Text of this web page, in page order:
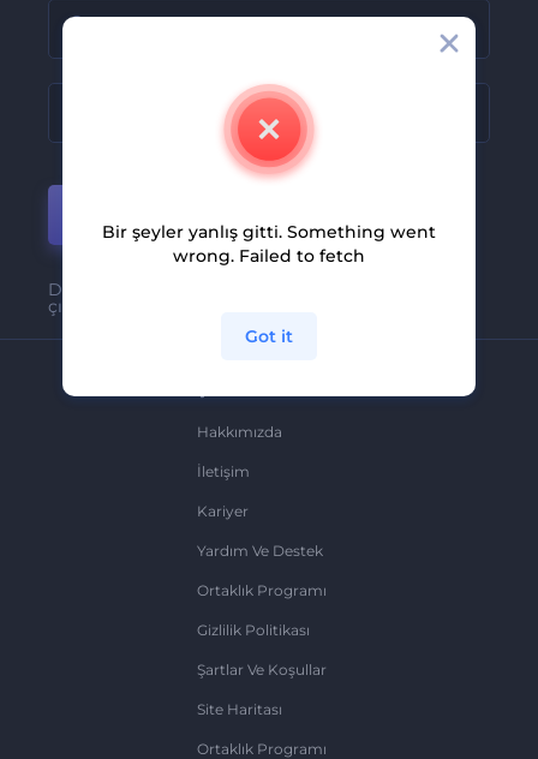
Dilediğiniz zaman kolayca abonelikten
çıkabilirsiniz.
Hakkımızda
İletişim
Kariyer
Yardım Ve Destek
Ortaklık Programı
Gizlilik Politikası
Şartlar Ve Koşullar
Site Haritası
Ortaklık Programı
Bir şeyler yanlış gitti. Something went
wrong. Failed to fetch
Got it